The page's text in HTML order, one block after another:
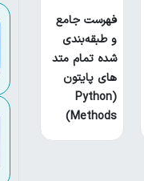
فهرست جامع
و طبقه‌بندی
شده تمام متد
های پایتون
(Python
Methods)